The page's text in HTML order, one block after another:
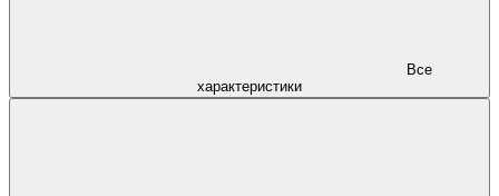
характеристики